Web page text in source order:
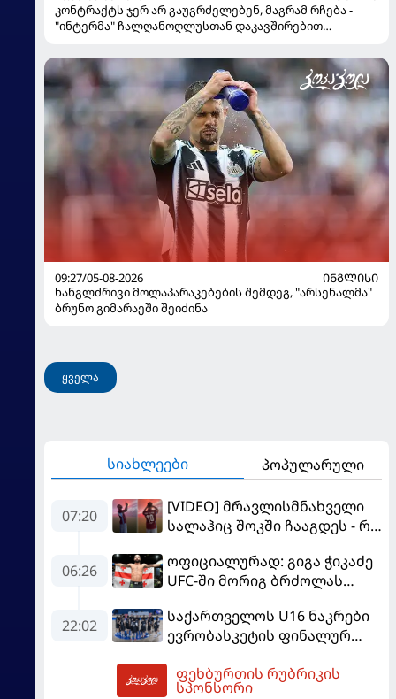
კონტრაქტს ჯერ არ გაუგრძელებენ, მაგრამ რჩება -
"ინტერმა" ჩალღანოღლუსთან დაკავშირებით
09:27/05-08-2026
ᲘᲜᲒᲚᲘᲡᲘ
ხანგლძრივი მოლაპარაკებების შემდეგ, "არსენალმა"
ბრუნო გიმარაეში შეიძინა
ყველა
სიახლეები პოპულარული
07:20
[VIDEO] მრავლისმნახველი
სალაჰიც შოკში ჩააგდეს - რა
ეგვიპტელი ფეხბურთელის
წარდგენისას
06:26
ოფიციალურად: გიგა ჭიკაძე
UFC-ში მორიგ ბრძოლას
22:02
საქართველოს U16 ნაკრები
ევრობასკეტის ფინალურ
ასპარეზობას იწყებს
ფეხბურთის რუბრიკის
სპონსორი